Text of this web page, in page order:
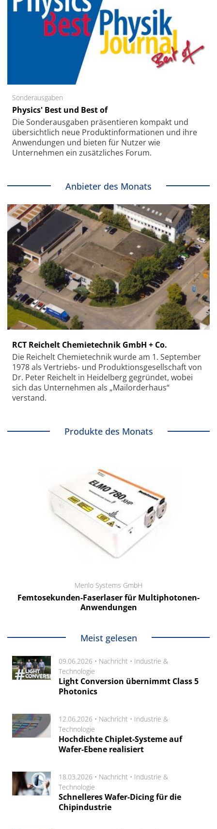
Sonderausgaben
Physics' Best und Best of
Die Sonder­ausgaben präsentieren kompakt und
übersichtlich neue Produkt­informationen und ihre
Anwendungen und bieten für Nutzer wie
Unternehmen ein zusätzliches Forum.
Anbieter des Monats
RCT Reichelt Chemietechnik GmbH + Co.
Die Reichelt Chemietechnik wurde am 1. September
1978 als Vertriebs- und Produktionsgesellschaft von
Dr. Peter Reichelt in Heidelberg gegründet, wobei
sich das Unternehmen als „Mailorderhaus“
verstand.
Produkte des Monats
Menlo Systems GmbH
Femtosekunden-Faserlaser für Multiphotonen-
Anwendungen
Meist gelesen
09.06.2026 • Nachricht • Industrie &
Technologie
Light Conversion übernimmt Class 5
Photonics
12.06.2026 • Nachricht • Industrie &
Technologie
Hochdichte Chiplet-Systeme auf
Wafer-Ebene realisiert
18.03.2026 • Nachricht • Industrie &
Technologie
Schnelleres Wafer-Dicing für die
Chipindustrie